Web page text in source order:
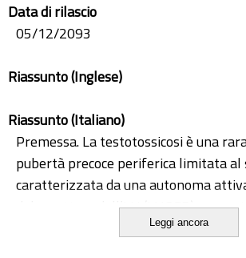
Data di rilascio
05/12/2093
Riassunto (Inglese)
Riassunto (Italiano)
Premessa. La testotossicosi è una
pubertà precoce periferica limitata al
caratterizzata da una autonoma
del recettore dell’LH (LHCGR)
cellule di Leydig del testicolo. Tale
Leggi ancora